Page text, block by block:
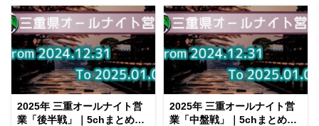
的、EVA15検定切れを見越し
たか、初号機デッカい etc…
2025年 三重オールナイト営
業「後半戦」｜5chまとめ＆
2025年 三重オールナイト営
業「中盤戦」｜5chまとめ＆